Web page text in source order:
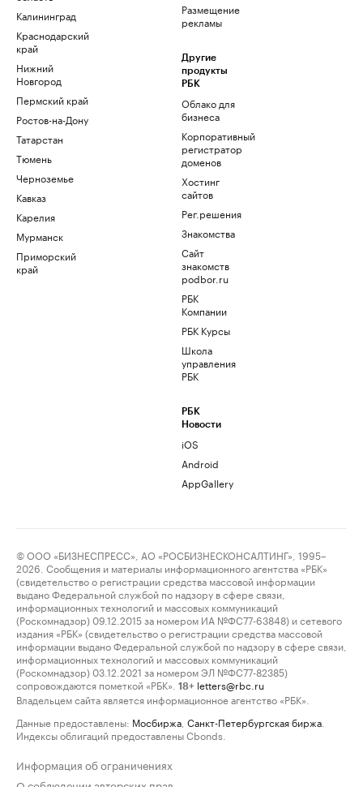
Калининград
Краснодарский
край
Нижний
Новгород
Пермский край
Ростов-на-Дону
Татарстан
Тюмень
Черноземье
Кавказ
Карелия
Мурманск
Приморский
край
Размещение
рекламы
Другие
продукты
РБК
Облако для
бизнеса
Корпоративный
регистратор
доменов
Хостинг
сайтов
Рег.решения
Знакомства
Сайт
знакомств
podbor.ru
РБК
Компании
РБК Курсы
Школа
управления
РБК
РБК
Новости
iOS
Android
AppGallery
© ООО «БИЗНЕСПРЕСС», АО «РОСБИЗНЕСКОНСАЛТИНГ», 1995–
2026. Сообщения и материалы информационного агентства «РБК»
(свидетельство о регистрации средства массовой информации
выдано Федеральной службой по надзору в сфере связи,
информационных технологий и массовых коммуникаций
(Роскомнадзор) 09.12.2015 за номером ИА №ФС77-63848) и сетевого
издания «РБК» (свидетельство о регистрации средства массовой
информации выдано Федеральной службой по надзору в сфере связи,
информационных технологий и массовых коммуникаций
(Роскомнадзор) 03.12.2021 за номером ЭЛ №ФС77-82385)
сопровождаются пометкой «РБК».
18+ letters@rbc.ru
Владельцем сайта является информационное агентство «РБК».
Данные предоставлены: Мосбиржа Санкт-Петербургская биржа
Индексы облигаций предоставлены Cbonds.
Информация об ограничениях